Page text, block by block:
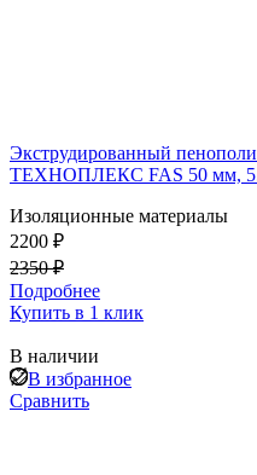
Экструдированный
ТЕХНОПЛЕКС FAS 50 мм,
Изоляционные материалы
2200 ₽
2350 ₽
Подробнее
Купить в 1 клик
В наличии
В избранное
Сравнить